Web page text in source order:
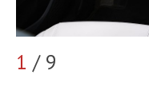
1 / 9